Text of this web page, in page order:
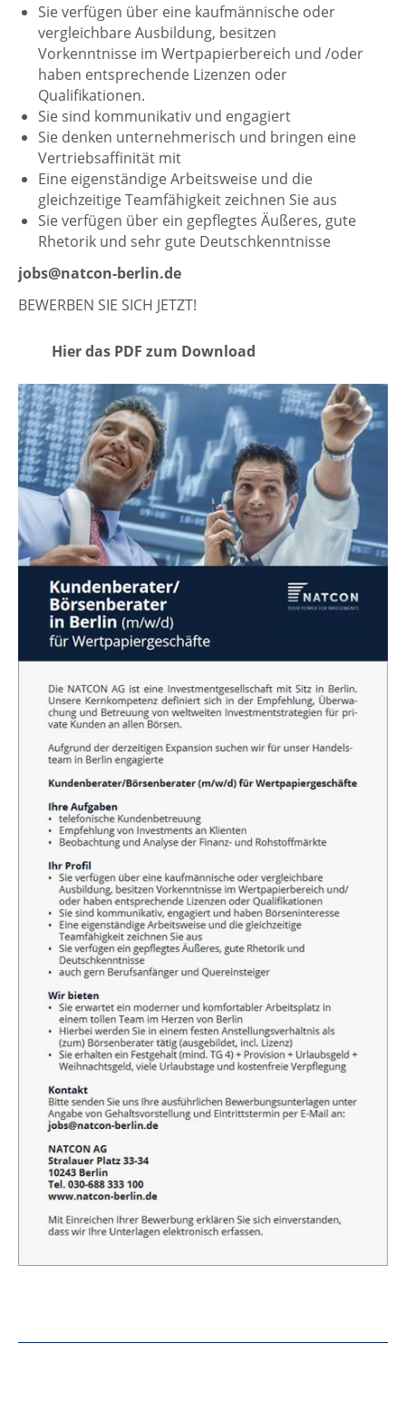
Sie verfügen über eine kaufmännische oder
vergleichbare Ausbildung, besitzen
Vorkenntnisse im Wertpapierbereich und /oder
haben entsprechende Lizenzen oder
Qualifikationen.
Sie sind kommunikativ und engagiert
Sie denken unternehmerisch und bringen eine
Vertriebsaffinität mit
Eine eigenständige Arbeitsweise und die
gleichzeitige Teamfähigkeit zeichnen Sie aus
Sie verfügen über ein gepflegtes Äußeres, gute
Rhetorik und sehr gute Deutschkenntnisse
jobs@natcon-berlin.de
BEWERBEN SIE SICH JETZT!
Hier das PDF zum Download